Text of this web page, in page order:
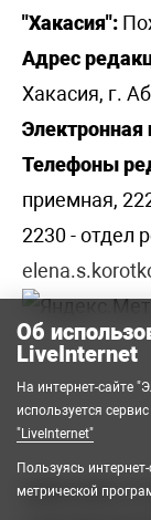
"Хакасия":
Адрес
Хакасия, г.
Электронная
Телефоны
приемная,
2230 - отдел
2008-2026 ©
Об
LiveInternet
На интернет-сайте
используется
"LiveInternet"
Пользуясь
метрической